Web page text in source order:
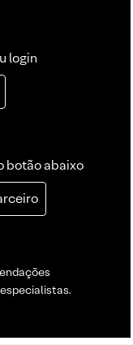
login
botão abaixo